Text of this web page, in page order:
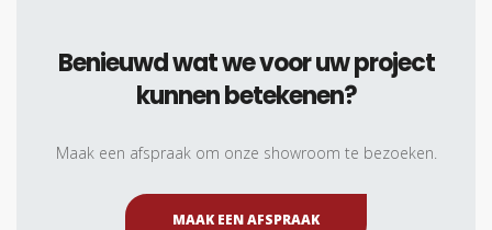
Benieuwd wat we voor uw project
kunnen betekenen?
Maak een afspraak om onze showroom te bezoeken.
MAAK EEN AFSPRAAK